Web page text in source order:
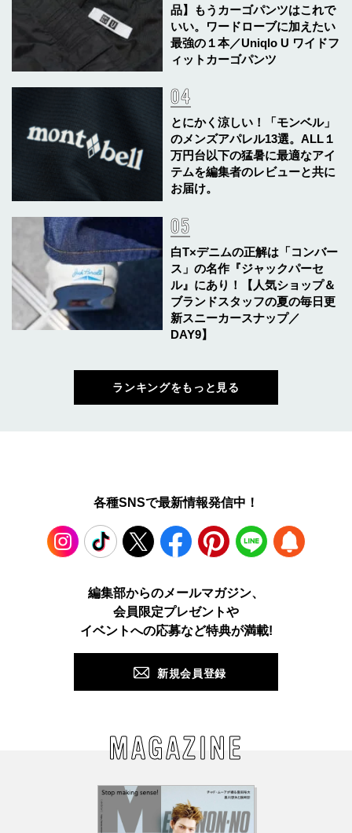
品】もうカーゴパンツはこれで
いい。ワードローブに加えたい
最強の１本／Uniqlo U ワイドフ
ィットカーゴパンツ
とにかく涼しい！「モンベル」
のメンズアパレル13選。ALL１
万円台以下の猛暑に最適なアイ
テムを編集者のレビューと共に
お届け。
白T×デニムの正解は「コンバー
ス」の名作『ジャックパーセ
ル』にあり！【人気ショップ＆
ブランドスタッフの夏の毎日更
新スニーカースナップ／
DAY9】
ランキングをもっと見る
各種SNSで最新情報発信中！
TikTok X Facebook Pinterest LINE
編集部からのメールマガジン、
会員限定プレゼントや
イベントへの応募など特典が満載!
新規会員登録
MAGAZINE